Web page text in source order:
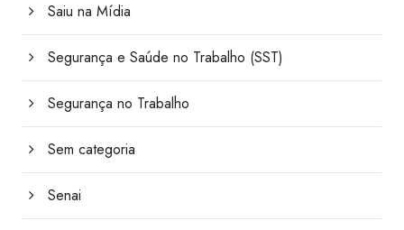
Saiu na Mídia
Segurança e Saúde no Trabalho (SST)
Segurança no Trabalho
Sem categoria
Senai